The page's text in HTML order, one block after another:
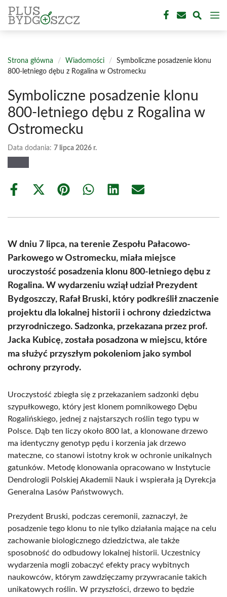
Przejdź
do
treści
Strona główna / Wiadomości /
Symboliczne posadzenie klonu
800-letniego dębu z Rogalina w Ostromecku
Symboliczne posadzenie klonu
800-letniego dębu z Rogalina w
Ostromecku
Data dodania: 7 lipca 2026 r.
Share
Share
(Twitter)
Share Share Share Share
W dniu 7 lipca, na terenie Zespołu Pałacowo-
Parkowego w Ostromecku, miała miejsce
uroczystość posadzenia klonu 800-letniego dębu z
Rogalina. W wydarzeniu wziął udział Prezydent
Bydgoszczy, Rafał Bruski, który podkreślił znaczenie
projektu dla lokalnej historii i ochrony dziedzictwa
przyrodniczego. Sadzonka, przekazana przez prof.
Jacka Kubicę, została posadzona w miejscu, które
ma służyć przyszłym pokoleniom jako symbol
ochrony przyrody.
Uroczystość zbiegła się z przekazaniem sadzonki dębu
szypułkowego, który jest klonem pomnikowego Dębu
Rogalińskiego, jednej z najstarszych roślin tego typu w
Polsce. Dąb ten liczy około 800 lat, a klonowane drzewo
ma identyczny genotyp pędu i korzenia jak drzewo
mateczne, co stanowi istotny krok w ochronie unikalnych
gatunków. Metodę klonowania opracowano w Instytucie
Dendrologii Polskiej Akademii Nauk i wspierała ją Dyrekcja
Generalna Lasów Państwowych.
Prezydent Bruski, podczas ceremonii, zaznaczył, że
posadzenie tego klonu to nie tylko działania mające na celu
zachowanie biologicznego dziedzictwa, ale także
sposobność do odbudowy lokalnej historii. Uczestnicy
wydarzenia mogli zobaczyć efekty pracy wybitnych
naukowców, którym zawdzięczamy przywracanie takich
unikatowych roślin. W przyszłości, drzewo to będzie